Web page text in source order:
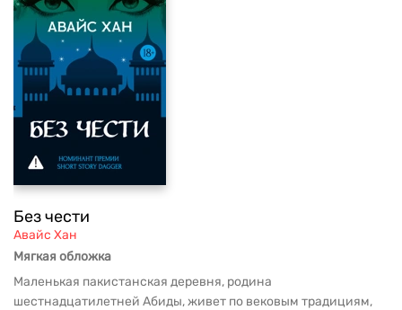
Без чести
Авайс Хан
Мягкая обложка
Маленькая пакистанская деревня, родина
шестнадцатилетней Абиды, живет по вековым традициям,